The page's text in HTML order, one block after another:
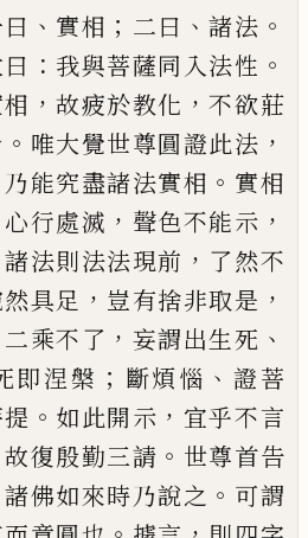
、 實相 ； 二曰 、諸法 。
： 我與菩薩同入法性 。
，故疲於教化 ，不欲莊
。 唯大覺世尊圓證此法 ，
乃能究盡諸法實相 。 實相
心行處滅 ， 聲色不能示 ，
諸法則法法現前 ， 了然不
具足 ， 豈有捨非取是 ，
二乘不了 ， 妄謂出生死 、
即涅槃 ； 斷煩惱 、 證菩
。 如此開示 ， 宜乎不言
故復殷勤三請 。 世尊首告
諸佛如來時乃說之 。 可謂